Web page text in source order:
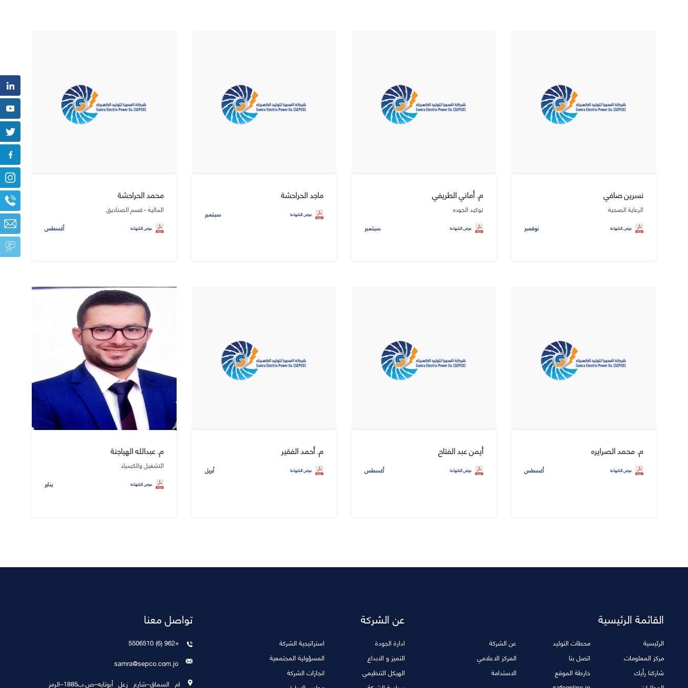
نسرين صافي
الرعاية الصحية
عرض الشهادة نوفمبر
م. أماني الطريفي
توكيد الجوده
عرض الشهادة سبتمبر
ماجد الحراحشة
عرض الشهادة سبتمبر
محمد الحراحشة
المالية - قسم الصناديق
عرض الشهادة أغسطس
م. محمد الصرايره
عرض الشهادة أغسطس
أيمن عبد الفتاح
عرض الشهادة أغسطس
م. أحمد الفقير
عرض الشهادة أبريل
م. عبدالله الهياجنة
التشغيل والكيمياء
عرض الشهادة يناير
القائمة الرئيسية
الرئيسية محطات التوليد
عن الشركة
مركز المعلومات
اتصل بنا
المركز الاعلامي
شاركنا رأيك
خارطة الموقع
الاستدامة
عن الشركة
ادارة الجودة
استراتيجية الشركة
التميز و الابداع
المسؤولية المجتمعية
الهيكل التنظيمي
انجازات الشركة
تواصل معنا
+962 (6) 5506510
samra@sepco.com.jo
ام السماق–شارع زعل أبوتايه–ص.ب1885–الرمز